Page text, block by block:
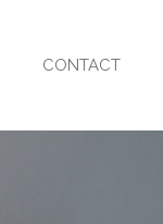
CONTACT